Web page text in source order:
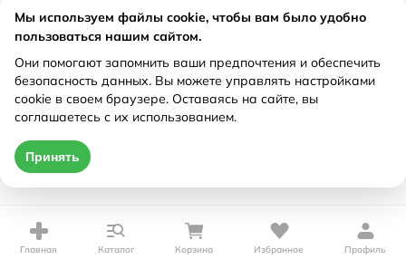
Главная Каталог Корзина Избранное Профиль
Мы используем файлы cookie, чтобы вам было удобно
пользоваться нашим сайтом.
Они помогают запомнить ваши предпочтения и обеспечить
безопасность данных. Вы можете управлять настройками
cookie в своем браузере. Оставаясь на сайте, вы
соглашаетесь с их использованием.
Принять